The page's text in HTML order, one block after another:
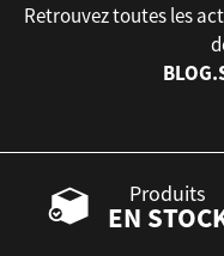
Retrouvez toutes les
Produits
EN